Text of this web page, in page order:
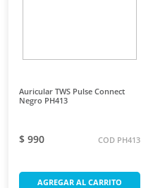
Auricular TWS Pulse Connect
Negro PH413
$ 990 COD PH413
AGREGAR AL CARRITO